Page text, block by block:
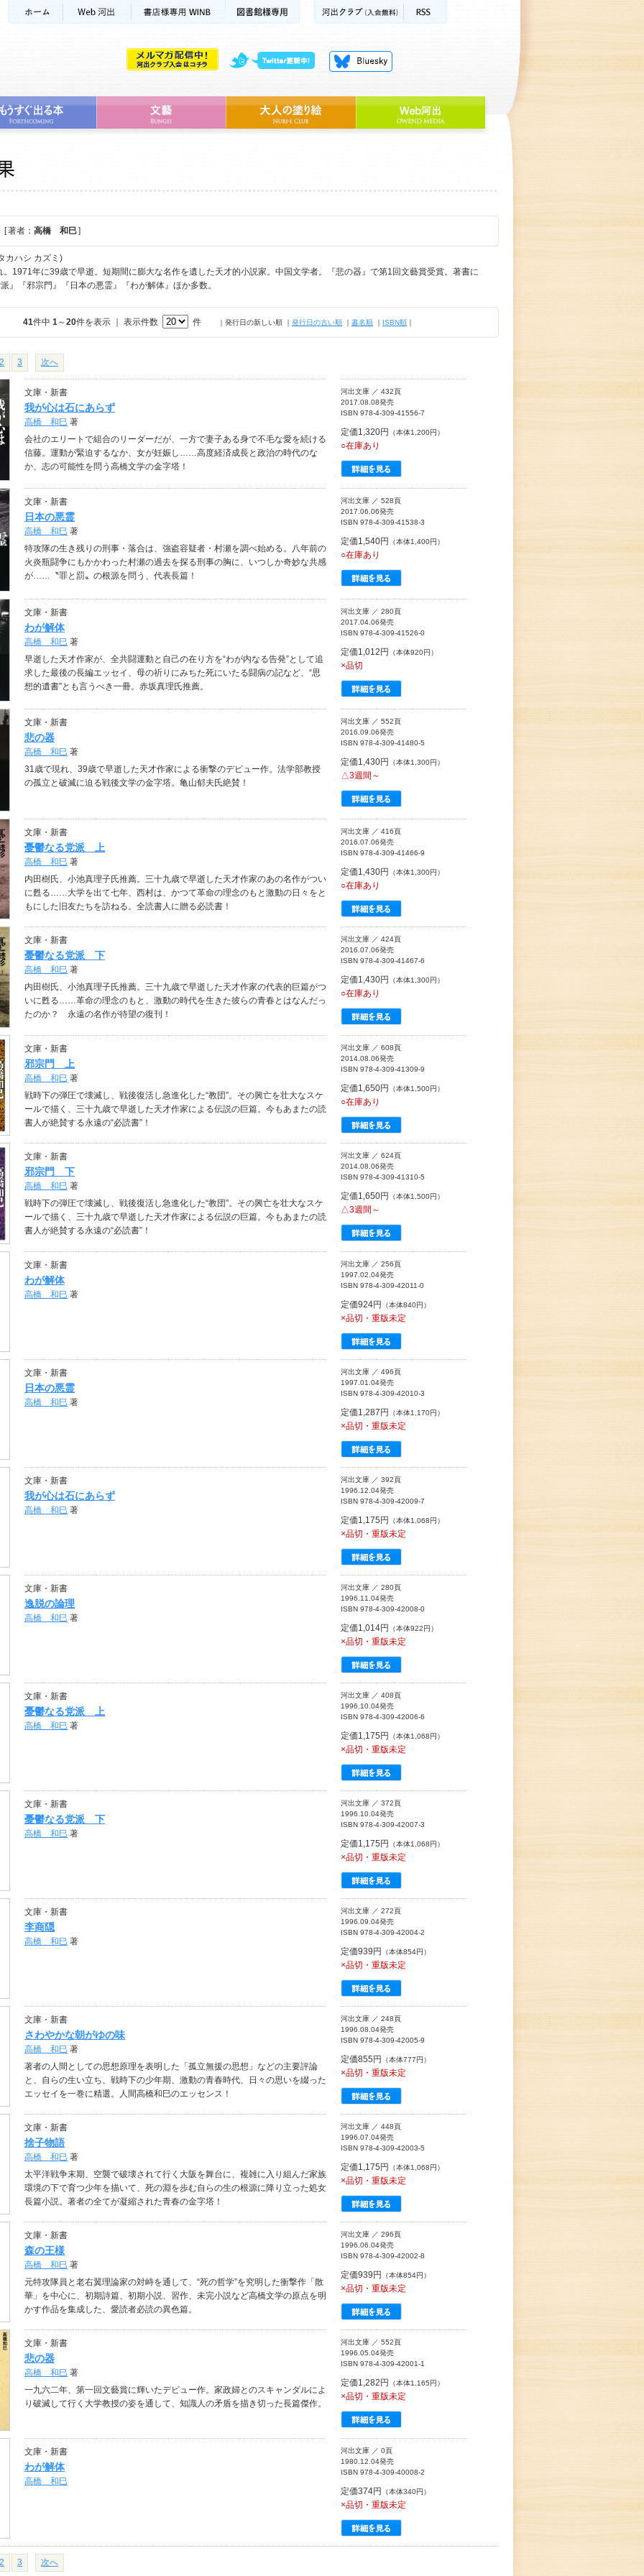
[ 著者： 高橋 和巳]
カハシ カズミ)
。1971年に39歳で早逝。短期間に膨大な名作を遺した天才的小説家。中国文学者。『悲の器』で第1回文藝賞受賞。著書に
』『邪宗門』『日本の悪霊』『わが解体』ほか多数。
41件中 1～20件を表示 ｜ 表示件数 件 ｜発行日の新しい順 ｜ 発行日の古い順 ｜ 書名順 ｜ ISBN順 ｜
2 3 次へ
文庫・新書
我が心は石にあらず
高橋 和巳 著
会社のエリートで組合のリーダーだが、一方で妻子ある身で不毛な愛を続ける
信藤。運動が緊迫するなか、女が妊娠し……高度経済成長と政治の時代のな
か、志の可能性を問う高橋文学の金字塔！
河出文庫 ／ 432頁
2017.08.08発売
ISBN 978-4-309-41556-7
定価1,320円 （本体1,200円）
○在庫あり
文庫・新書
日本の悪霊
高橋 和巳 著
特攻隊の生き残りの刑事・落合は、強盗容疑者・村瀬を調べ始める。八年前の
火炎瓶闘争にもかかわった村瀬の過去を探る刑事の胸に、いつしか奇妙な共感
が……〝罪と罰〟の根源を問う、代表長篇！
河出文庫 ／ 528頁
2017.06.06発売
ISBN 978-4-309-41538-3
定価1,540円 （本体1,400円）
○在庫あり
文庫・新書
わが解体
高橋 和巳 著
早逝した天才作家が、全共闘運動と自己の在り方を“わが内なる告発”として追
求した最後の長編エッセイ、母の祈りにみちた死にいたる闘病の記など、“思
想的遺書”とも言うべき一冊。赤坂真理氏推薦。
河出文庫 ／ 280頁
2017.04.06発売
ISBN 978-4-309-41526-0
定価1,012円 （本体920円）
×品切
文庫・新書
悲の器
高橋 和巳 著
31歳で現れ、39歳で早逝した天才作家による衝撃のデビュー作。法学部教授
の孤立と破滅に迫る戦後文学の金字塔。亀山郁夫氏絶賛！
河出文庫 ／ 552頁
2016.09.06発売
ISBN 978-4-309-41480-5
定価1,430円 （本体1,300円）
△3週間～
文庫・新書
憂鬱なる党派 上
高橋 和巳 著
内田樹氏、小池真理子氏推薦。三十九歳で早逝した天才作家のあの名作がつい
に甦る……大学を出て七年、西村は、かつて革命の理念のもと激動の日々をと
もにした旧友たちを訪ねる。全読書人に贈る必読書！
河出文庫 ／ 416頁
2016.07.06発売
ISBN 978-4-309-41466-9
定価1,430円 （本体1,300円）
○在庫あり
文庫・新書
憂鬱なる党派 下
高橋 和巳 著
内田樹氏、小池真理子氏推薦。三十九歳で早逝した天才作家の代表的巨篇がつ
いに甦る……革命の理念のもと、激動の時代を生きた彼らの青春とはなんだっ
たのか？ 永遠の名作が待望の復刊！
河出文庫 ／ 424頁
2016.07.06発売
ISBN 978-4-309-41467-6
定価1,430円 （本体1,300円）
○在庫あり
文庫・新書
邪宗門 上
高橋 和巳 著
戦時下の弾圧で壊滅し、戦後復活し急進化した“教団”。その興亡を壮大なスケ
ールで描く、三十九歳で早逝した天才作家による伝説の巨篇。今もあまたの読
書人が絶賛する永遠の“必読書”！
河出文庫 ／ 608頁
2014.08.06発売
ISBN 978-4-309-41309-9
定価1,650円 （本体1,500円）
○在庫あり
文庫・新書
邪宗門 下
高橋 和巳 著
戦時下の弾圧で壊滅し、戦後復活し急進化した“教団”。その興亡を壮大なスケ
ールで描く、三十九歳で早逝した天才作家による伝説の巨篇。今もあまたの読
書人が絶賛する永遠の“必読書”！
河出文庫 ／ 624頁
2014.08.06発売
ISBN 978-4-309-41310-5
定価1,650円 （本体1,500円）
△3週間～
文庫・新書
わが解体
高橋 和巳 著
河出文庫 ／ 256頁
1997.02.04発売
ISBN 978-4-309-42011-0
定価924円 （本体840円）
×品切・重版未定
文庫・新書
日本の悪霊
高橋 和巳 著
河出文庫 ／ 496頁
1997.01.04発売
ISBN 978-4-309-42010-3
定価1,287円 （本体1,170円）
×品切・重版未定
文庫・新書
我が心は石にあらず
高橋 和巳 著
河出文庫 ／ 392頁
1996.12.04発売
ISBN 978-4-309-42009-7
定価1,175円 （本体1,068円）
×品切・重版未定
文庫・新書
逸脱の論理
高橋 和巳 著
河出文庫 ／ 280頁
1996.11.04発売
ISBN 978-4-309-42008-0
定価1,014円 （本体922円）
×品切・重版未定
文庫・新書
憂鬱なる党派 上
高橋 和巳 著
河出文庫 ／ 408頁
1996.10.04発売
ISBN 978-4-309-42006-6
定価1,175円 （本体1,068円）
×品切・重版未定
文庫・新書
憂鬱なる党派 下
高橋 和巳 著
河出文庫 ／ 372頁
1996.10.04発売
ISBN 978-4-309-42007-3
定価1,175円 （本体1,068円）
×品切・重版未定
文庫・新書
李商隠
高橋 和巳 著
河出文庫 ／ 272頁
1996.09.04発売
ISBN 978-4-309-42004-2
定価939円 （本体854円）
×品切・重版未定
文庫・新書
さわやかな朝がゆの味
高橋 和巳 著
著者の人間としての思想原理を表明した「孤立無援の思想」などの主要評論
と、自らの生い立ち、戦時下の少年期、激動の青春時代、日々の思いを綴った
エッセイを一巻に精選。人間高橋和巳のエッセンス！
河出文庫 ／ 248頁
1996.08.04発売
ISBN 978-4-309-42005-9
定価855円 （本体777円）
×品切・重版未定
文庫・新書
捨子物語
高橋 和巳 著
太平洋戦争末期、空襲で破壊されて行く大阪を舞台に、複雑に入り組んだ家族
環境の下で育つ少年を描いて、死の淵を歩む自らの生の根源に降り立った処女
長篇小説。著者の全てが凝縮された青春の金字塔！
河出文庫 ／ 448頁
1996.07.04発売
ISBN 978-4-309-42003-5
定価1,175円 （本体1,068円）
×品切・重版未定
文庫・新書
森の王様
高橋 和巳 著
元特攻隊員と老右翼理論家の対峙を通して、“死の哲学”を究明した衝撃作「散
華」を中心に、初期詩篇、初期小説、習作、未完小説など高橋文学の原点を明
かす作品を集成した、愛読者必読の異色篇。
河出文庫 ／ 296頁
1996.06.04発売
ISBN 978-4-309-42002-8
定価939円 （本体854円）
×品切・重版未定
文庫・新書
悲の器
高橋 和巳 著
一九六二年、第一回文藝賞に輝いたデビュー作。家政婦とのスキャンダルによ
り破滅して行く大学教授の姿を通して、知識人の矛盾を描き切った長篇傑作。
河出文庫 ／ 552頁
1996.05.04発売
ISBN 978-4-309-42001-1
定価1,282円 （本体1,165円）
×品切・重版未定
文庫・新書
わが解体
高橋 和巳
河出文庫 ／ 0頁
1980.12.04発売
ISBN 978-4-309-40008-2
定価374円 （本体340円）
×品切・重版未定
2 3 次へ